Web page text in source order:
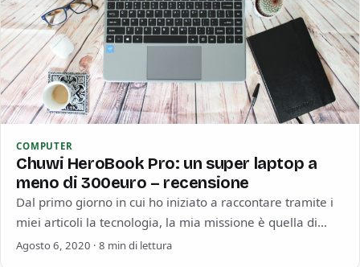
COMPUTER
Chuwi HeroBook Pro: un super laptop a
meno di 300euro – recensione
Dal primo giorno in cui ho iniziato a raccontare tramite i
miei articoli la tecnologia, la mia missione è quella di
dimostrare…
Agosto 6, 2020 · 8 min di lettura